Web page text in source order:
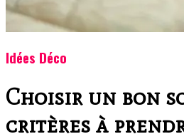
Idées Déco
Choisir un bon
critères à